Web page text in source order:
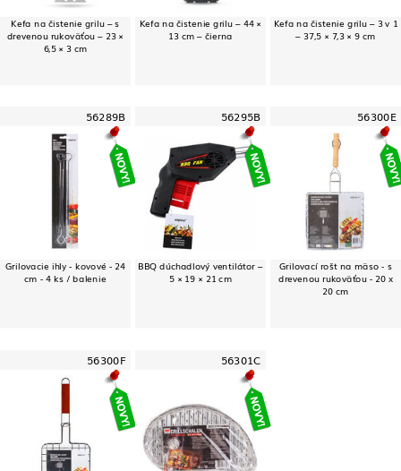
Kefa na čistenie grilu – s
drevenou rukoväťou – 23 ×
6,5 × 3 cm
Kefa na čistenie grilu – 44 ×
13 cm – čierna
Kefa na čistenie grilu – 3 v 1
– 37,5 × 7,3 × 9 cm
56289B
Grilovacie ihly - kovové - 24
cm - 4 ks / balenie
56295B
BBQ dúchadlový ventilátor –
5 × 19 × 21 cm
56300E
Grilovací rošt na mäso - s
drevenou rukoväťou - 20 x
20 cm
56300F 56301C